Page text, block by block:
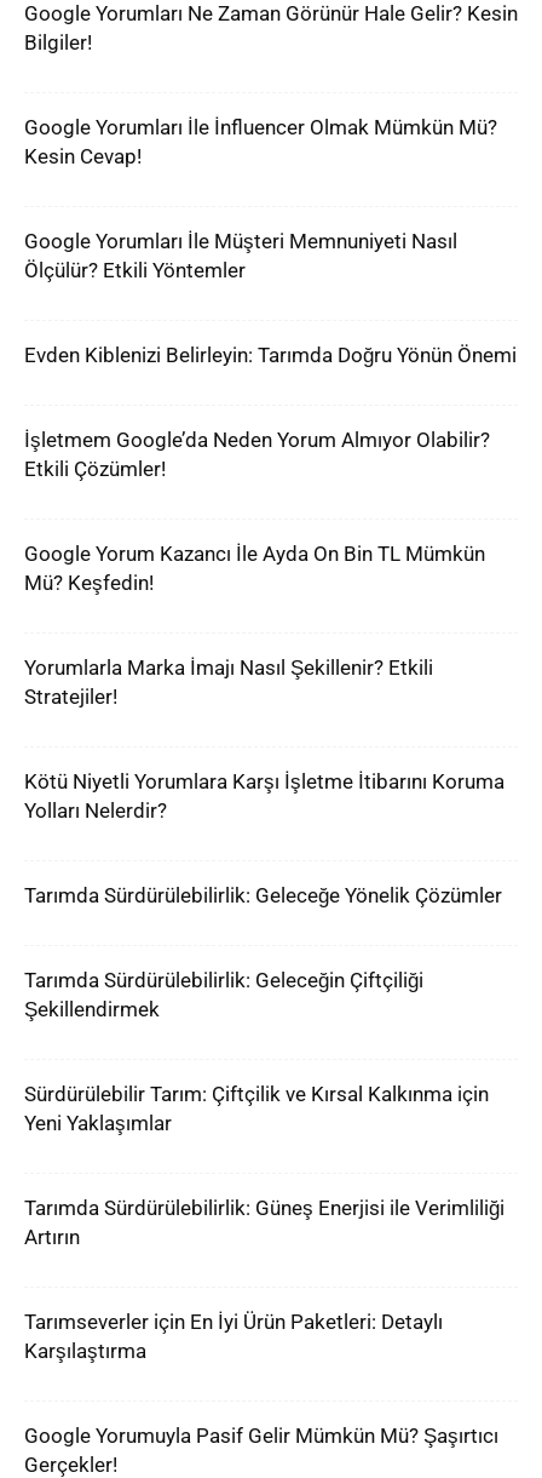
Google Yorumları Ne Zaman Görünür Hale Gelir? Kesin
Bilgiler!
Google Yorumları İle İnfluencer Olmak Mümkün Mü?
Kesin Cevap!
Google Yorumları İle Müşteri Memnuniyeti Nasıl
Ölçülür? Etkili Yöntemler
Evden Kiblenizi Belirleyin: Tarımda Doğru Yönün Önemi
İşletmem Google’da Neden Yorum Almıyor Olabilir?
Etkili Çözümler!
Google Yorum Kazancı İle Ayda On Bin TL Mümkün
Mü? Keşfedin!
Yorumlarla Marka İmajı Nasıl Şekillenir? Etkili
Stratejiler!
Kötü Niyetli Yorumlara Karşı İşletme İtibarını Koruma
Yolları Nelerdir?
Tarımda Sürdürülebilirlik: Geleceğe Yönelik Çözümler
Tarımda Sürdürülebilirlik: Geleceğin Çiftçiliği
Şekillendirmek
Sürdürülebilir Tarım: Çiftçilik ve Kırsal Kalkınma için
Yeni Yaklaşımlar
Tarımda Sürdürülebilirlik: Güneş Enerjisi ile Verimliliği
Artırın
Tarımseverler için En İyi Ürün Paketleri: Detaylı
Karşılaştırma
Google Yorumuyla Pasif Gelir Mümkün Mü? Şaşırtıcı
Gerçekler!